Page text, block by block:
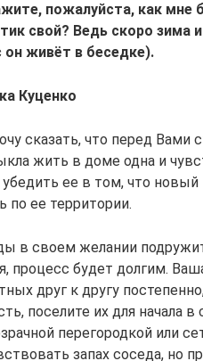
пожалуйста, как мне
свой? Ведь скоро зима
он живёт в беседке).
Куценко
сказать, что перед Вами
жить в доме одна и
убедить ее в том, что
по ее территории.
в своем желании
процесс будет долгим.
друг к другу
поселите их для начала
перегородкой или
запах соседа, но